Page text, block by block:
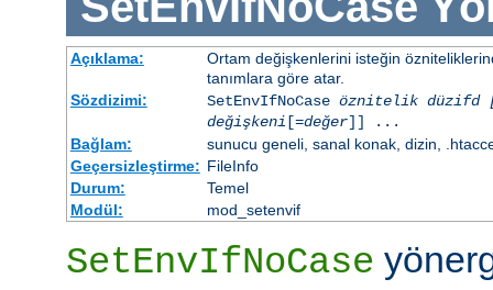
Açıklama:
Ortam değişkenlerini isteğin
tanımlara göre atar.
Sözdizimi:
SetEnvIfNoCase öznitelik düzifd
değişkeni [=değer]] ...
Bağlam:
sunucu geneli, sanal konak, dizin,
Geçersizleştirme: FileInfo
Durum:
Temel
Modül:
mod_setenvif
SetEnvIfNoCase